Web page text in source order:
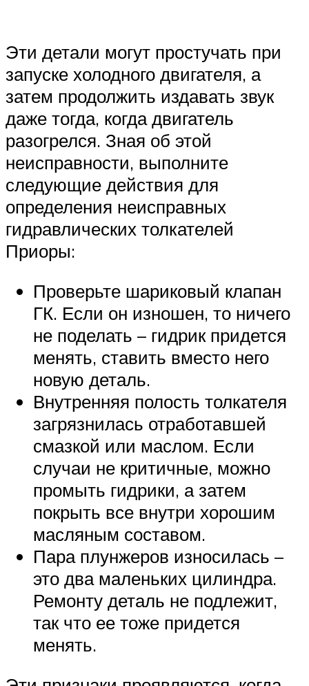
Эти детали могут простучать при
запуске холодного двигателя, а
затем продолжить издавать звук
даже тогда, когда двигатель
разогрелся. Зная об этой
неисправности, выполните
следующие действия для
определения неисправных
гидравлических толкателей
Приоры:
Проверьте шариковый клапан
ГК. Если он изношен, то ничего
не поделать – гидрик придется
менять, ставить вместо него
новую деталь.
Внутренняя полость толкателя
загрязнилась отработавшей
смазкой или маслом. Если
случаи не критичные, можно
промыть гидрики, а затем
покрыть все внутри хорошим
масляным составом.
Пара плунжеров износилась –
это два маленьких цилиндра.
Ремонту деталь не подлежит,
так что ее тоже придется
менять.